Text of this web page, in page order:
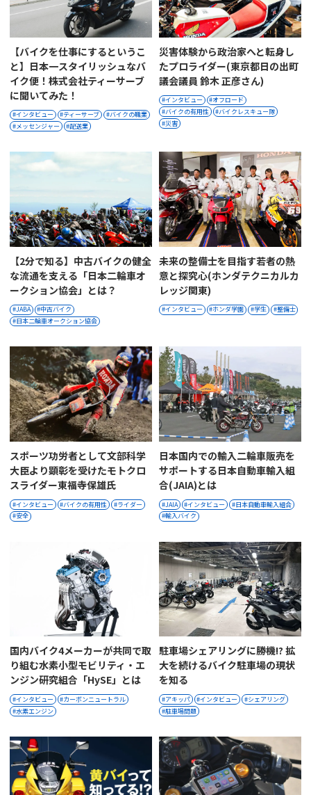
【バイクを仕事にするというこ
と】日本一スタイリッシュなバ
イク便！株式会社ティーサーブ
に聞いてみた！
インタビュー ティーサーブ
バイクの職業
メッセンジャー
配送業
災害体験から政治家へと転身し
たプロライダー(東京都日の出町
議会議員 鈴木 正彦さん)
インタビュー
オフロード
バイクの有用性
バイクレスキュー隊
災害
【2分で知る】中古バイクの健全
な流通を支える「日本二輪車オ
ークション協会」とは？
JABA
中古バイク
日本二輪車オークション協会
未来の整備士を目指す若者の熱
意と探究心(ホンダテクニカルカ
レッジ関東)
インタビュー ホンダ学園 学生 整備士
スポーツ功労者として文部科学
大臣より顕彰を受けたモトクロ
スライダー東福寺保雄氏
インタビュー バイクの有用性
ライダー
安全
日本国内での輸入二輪車販売を
サポートする日本自動車輸入組
合(JAIA)とは
JAIA インタビュー
日本自動車輸入組合
輸入バイク
国内バイク4メーカーが共同で取
り組む水素小型モビリティ・エ
ンジン研究組合「HySE」とは
インタビュー
カーボンニュートラル
水素エンジン
駐車場シェアリングに勝機!? 拡
大を続けるバイク駐車場の現状
を知る
アキッパ インタビュー
シェアリング
駐車場問題